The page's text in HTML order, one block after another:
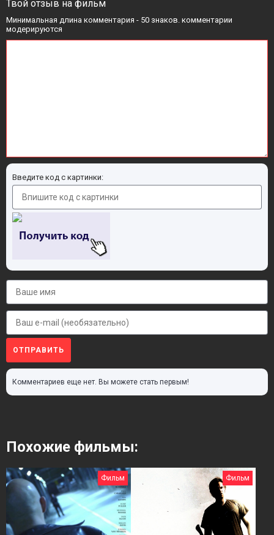
Твой отзыв на фильм
Минимальная длина комментария - 50 знаков. комментарии
модерируются
Введите код с картинки:
ОТПРАВИТЬ
Комментариев еще нет. Вы можете стать первым!
Похожие фильмы:
Фильм Фильм